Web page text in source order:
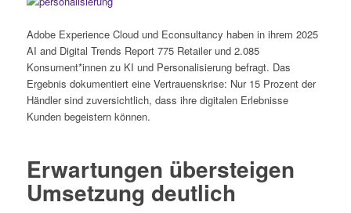
Adobe Experience Cloud und Econsultancy haben in ihrem 2025
AI and Digital Trends Report 775 Retailer und 2.085
Konsument*innen zu KI und Personalisierung befragt. Das
Ergebnis dokumentiert eine Vertrauenskrise: Nur 15 Prozent der
Händler sind zuversichtlich, dass ihre digitalen Erlebnisse
Kunden begeistern können.
Erwartungen übersteigen
Umsetzung deutlich